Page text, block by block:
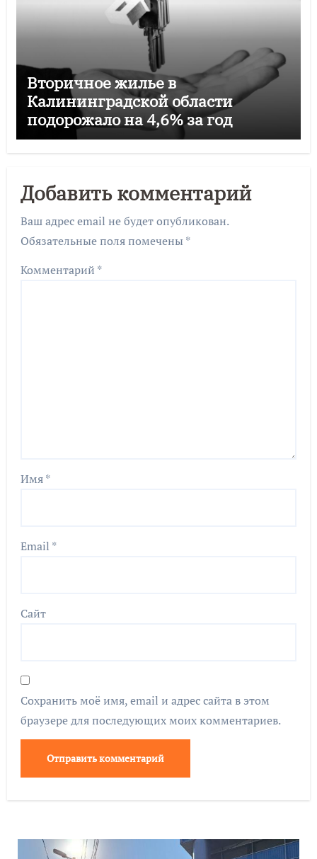
Вторичное жилье в
Калининградской области
подорожало на 4,6% за год
Добавить комментарий
Ваш адрес email не будет опубликован.
Обязательные поля помечены *
Комментарий *
Имя*
Email *
Сайт
Сохранить моё имя, email и адрес сайта в этом
браузере для последующих моих комментариев.